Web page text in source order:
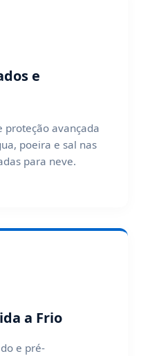
e
proteção avançada
poeira e sal nas
para neve.
a Frio
e pré-